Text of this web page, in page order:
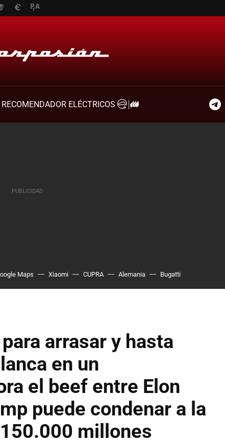
RECOMENDADOR ELÉCTRICOS
Maps Xiaomi CUPRA Alemania Bugatti
arrasar y hasta
en un
el beef entre Elon
puede condenar a la
millones